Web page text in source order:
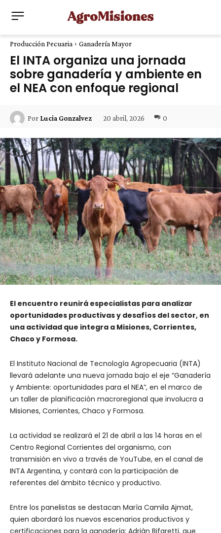
Producción Pecuaria Ganadería Mayor
El INTA organiza una jornada
sobre ganadería y ambiente en
el NEA con enfoque regional
Por Lucia Gonzalvez 20 abril, 2026 0
El encuentro reunirá especialistas para analizar
oportunidades productivas y desafíos del sector, en
una actividad que integra a Misiones, Corrientes,
Chaco y Formosa.
El Instituto Nacional de Tecnología Agropecuaria (INTA)
llevará adelante una nueva jornada bajo el eje “Ganadería
y Ambiente: oportunidades para el NEA”, en el marco de
un taller de planificación macroregional que involucra a
Misiones, Corrientes, Chaco y Formosa.
La actividad se realizará el 21 de abril a las 14 horas en el
Centro Regional Corrientes del organismo, con
transmisión en vivo a través de YouTube, en el canal de
INTA Argentina, y contará con la participación de
referentes del ámbito técnico y productivo.
Entre los panelistas se destacan María Camila Ajmat,
quien abordará los nuevos escenarios productivos y